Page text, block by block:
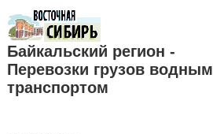
Байкальский регион -
Перевозки грузов водным
транспортом